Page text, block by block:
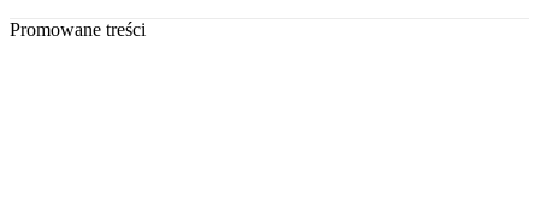
Promowane treści